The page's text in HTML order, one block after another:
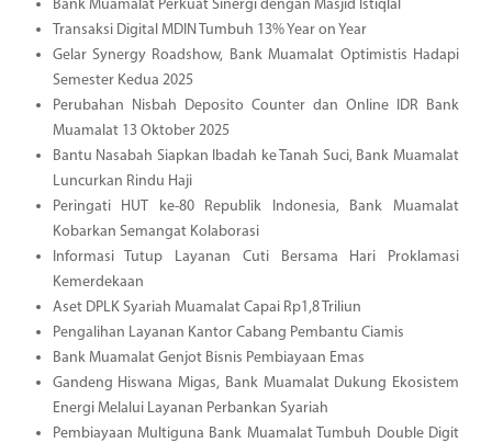
Bank Muamalat Perkuat Sinergi dengan Masjid Istiqlal
Transaksi Digital MDIN Tumbuh 13% Year on Year
Gelar Synergy Roadshow, Bank Muamalat Optimistis Hadapi
Semester Kedua 2025
Perubahan Nisbah Deposito Counter dan Online IDR Bank
Muamalat 13 Oktober 2025
Bantu Nasabah Siapkan Ibadah ke Tanah Suci, Bank Muamalat
Luncurkan Rindu Haji
Peringati HUT ke-80 Republik Indonesia, Bank Muamalat
Kobarkan Semangat Kolaborasi
Informasi Tutup Layanan Cuti Bersama Hari Proklamasi
Kemerdekaan
Aset DPLK Syariah Muamalat Capai Rp1,8 Triliun
Pengalihan Layanan Kantor Cabang Pembantu Ciamis
Bank Muamalat Genjot Bisnis Pembiayaan Emas
Gandeng Hiswana Migas, Bank Muamalat Dukung Ekosistem
Energi Melalui Layanan Perbankan Syariah
Pembiayaan Multiguna Bank Muamalat Tumbuh Double Digit